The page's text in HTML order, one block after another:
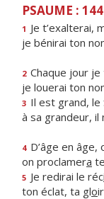
PSAUME :
1 Je t’exalterai,
je bénirai ton
2 Chaque jour je
je louerai ton
3 Il est grand, le
à sa grandeur, il
4 D’âge en âge,
on proclamera
5 Je redirai le réci
ton éclat, ta glo